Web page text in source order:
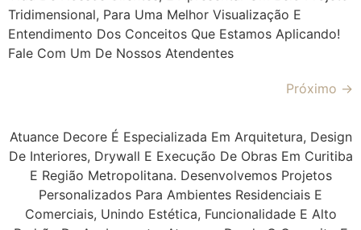
Tridimensional, Para Uma Melhor Visualização E
Entendimento Dos Conceitos Que Estamos Aplicando!
Fale Com Um De Nossos Atendentes
Próximo →
Atuance Decore É Especializada Em Arquitetura, Design
De Interiores, Drywall E Execução De Obras Em Curitiba
E Região Metropolitana. Desenvolvemos Projetos
Personalizados Para Ambientes Residenciais E
Comerciais, Unindo Estética, Funcionalidade E Alto